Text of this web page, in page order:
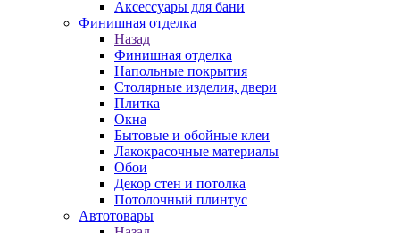
Аксессуары для бани
Финишная отделка
Назад
Финишная отделка
Напольные покрытия
Столярные изделия, двери
Плитка
Окна
Бытовые и обойные клеи
Лакокрасочные материалы
Обои
Декор стен и потолка
Потолочный плинтус
Автотовары